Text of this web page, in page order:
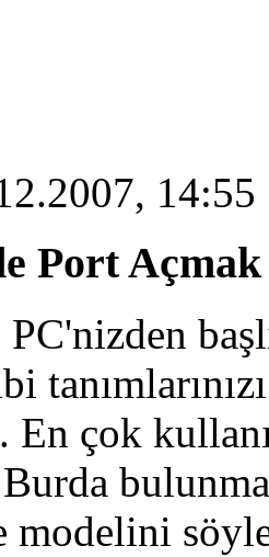
14:55
Port
En çok
Burda
modelini